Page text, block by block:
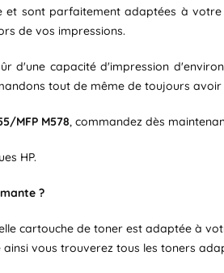
et sont parfaitement adaptées à
de vos impressions.
d'une capacité d'impression d'environ
tout de même de toujours
MFP M578, commandez dès
HP.
?
cartouche de toner est adaptée à
vous trouverez tous les toners